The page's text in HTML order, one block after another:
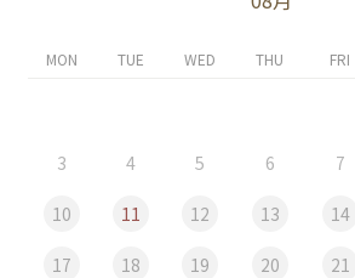
MON TUE WED THU FRI
3 4 5 6 7
10 11 12 13 14
17 18 19 20 21